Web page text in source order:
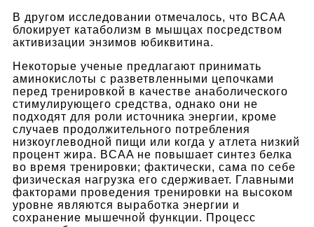
В другом исследовании отмечалось, что BCAA
блокирует катаболизм в мышцах посредством
активизации энзимов юбиквитина.
Некоторые ученые предлагают принимать
аминокислоты с разветвленными цепочками
перед тренировкой в качестве анаболического
стимулирующего средства, однако они не
подходят для роли источника энергии, кроме
случаев продолжительного потребления
низкоуглеводной пищи или когда у атлета низкий
процент жира. BCAA не повышает синтез белка
во время тренировки; фактически, сама по себе
физическая нагрузка его сдерживает. Главными
факторами проведения тренировки на высоком
уровне являются выработка энергии и
сохранение мышечной функции. Процесс